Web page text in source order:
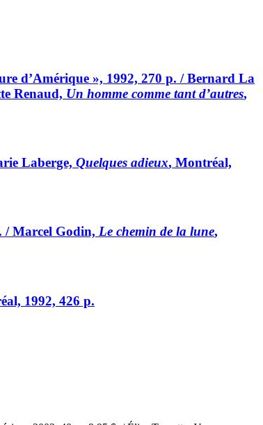
d’Amérique », 1992, 270 p. / Bernard La
Renaud, Un homme comme tant d’autres,
Laberge, Quelques adieux, Montréal,
/ Marcel Godin, Le chemin de la lune,
1992, 426 p.